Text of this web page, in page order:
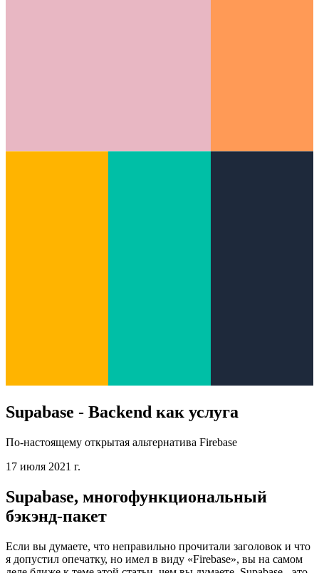
Supabase - Backend как услуга
17 июля 2021 г.
Supabase, многофункциональный
бэкэнд-пакет